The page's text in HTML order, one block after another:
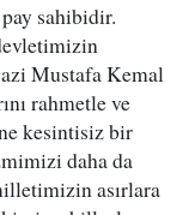
sahibidir.
Mustafa Kemal
rahmetle ve
kesintisiz bir
daha da
asırlara